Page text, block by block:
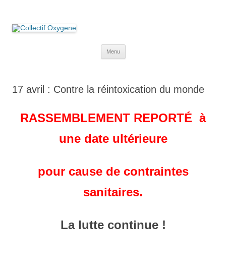
Menu
17 avril : Contre la réintoxication du monde
RASSEMBLEMENT REPORTÉ à
une date ultérieure
pour cause de contraintes
sanitaires.
La lutte continue !